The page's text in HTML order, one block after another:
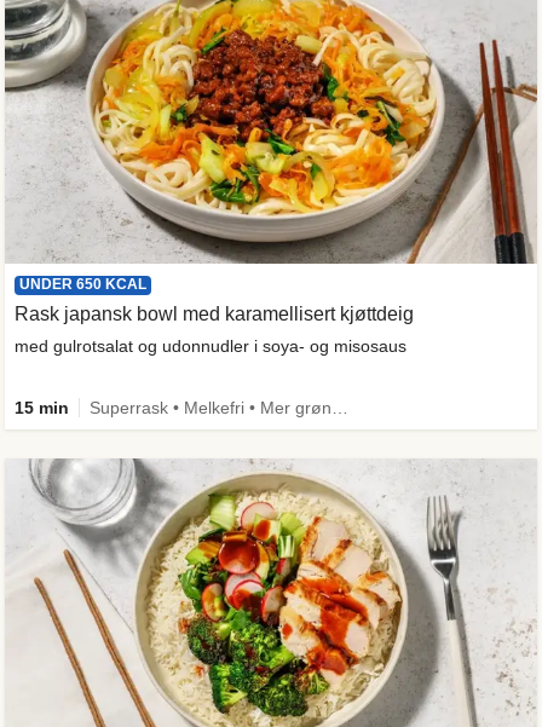
UNDER 650 KCAL
Rask japansk bowl med karamellisert kjøttdeig
med gulrotsalat og udonnudler i soya- og misosaus
15 min